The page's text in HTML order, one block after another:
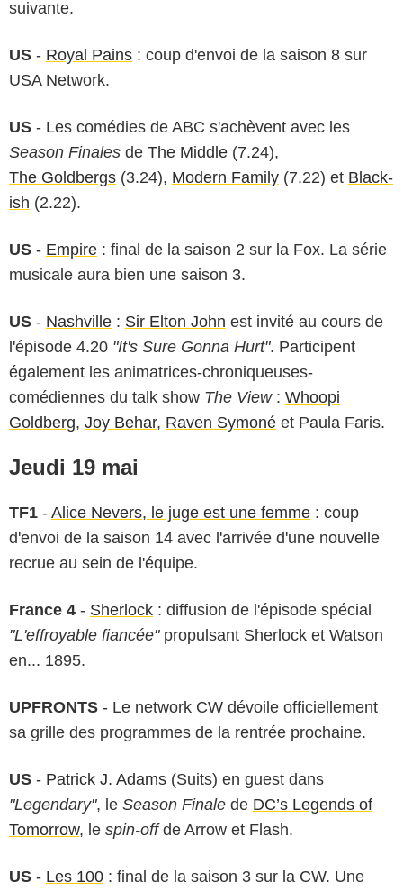
suivante.
US - Royal Pains : coup d'envoi de la saison 8 sur
USA Network.
US - Les comédies de ABC s'achèvent avec les
Season Finales de The Middle (7.24),
The Goldbergs (3.24), Modern Family (7.22) et Black-
ish (2.22).
US - Empire : final de la saison 2 sur la Fox. La série
musicale aura bien une saison 3.
US - Nashville : Sir Elton John est invité au cours de
l'épisode 4.20 "It's Sure Gonna Hurt". Participent
également les animatrices-chroniqueuses-
comédiennes du talk show The View: Whoopi
Goldberg, Joy Behar, Raven Symoné et Paula Faris.
Jeudi 19 mai
TF1 - Alice Nevers, le juge est une femme : coup
d'envoi de la saison 14 avec l'arrivée d'une nouvelle
recrue au sein de l'équipe.
France 4 - Sherlock : diffusion de l'épisode spécial
"L'effroyable fiancée"propulsant Sherlock et Watson
en... 1895.
UPFRONTS - Le network CW dévoile officiellement
sa grille des programmes de la rentrée prochaine.
US - Patrick J. Adams (Suits) en guest dans
"Legendary", le Season Finale de DC’s Legends of
Tomorrow, le spin-offde Arrow et Flash.
US - Les 100 : final de la saison 3 sur la CW. Une